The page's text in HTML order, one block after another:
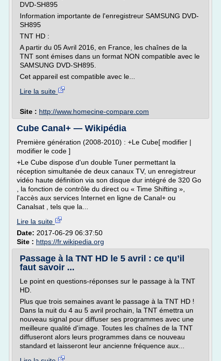
DVD-SH895
Information importante de l'enregistreur SAMSUNG DVD-
SH895
TNT HD :
A partir du 05 Avril 2016, en France, les chaînes de la
TNT sont émises dans un format NON compatible avec le
SAMSUNG DVD-SH895.
Cet appareil est compatible avec le...
Lire la suite
Site : http://www.homecine-compare.com
Cube Canal+ — Wikipédia
Première génération (2008-2010) : +Le Cube[ modifier |
modifier le code ]
+Le Cube dispose d'un double Tuner permettant la
réception simultanée de deux canaux TV, un enregistreur
vidéo haute définition via son disque dur intégré de 320 Go
, la fonction de contrôle du direct ou « Time Shifting »,
l'accès aux services Internet en ligne de Canal+ ou
Canalsat , tels que la...
Lire la suite
Date: 2017-06-29 06:37:50
Site : https://fr.wikipedia.org
Passage à la TNT HD le 5 avril : ce qu’il
faut savoir ...
Le point en questions-réponses sur le passage à la TNT
HD.
Plus que trois semaines avant le passage à la TNT HD !
Dans la nuit du 4 au 5 avril prochain, la TNT émettra un
nouveau signal pour diffuser ses programmes avec une
meilleure qualité d'image. Toutes les chaînes de la TNT
diffuseront alors leurs programmes dans ce nouveau
standard et laisseront leur ancienne fréquence aux...